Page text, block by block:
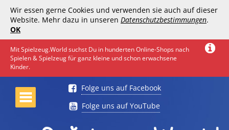
Wir essen gerne Cookies und verwenden sie auch auf dieser
Website. Mehr dazu in unseren Datenschutzbestimmungen.
OK
Mit Spielzeug.World suchst Du in hunderten Online-Shops nach
Spielen & Spielzeug für ganz kleine und schon erwachsene
Kinder.
Folge uns auf Facebook
Folge uns auf YouTube